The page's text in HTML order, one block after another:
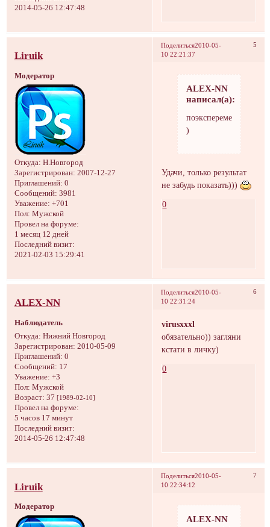
2014-05-26 12:47:48
Поделиться 5
2010-05-
10 22:21:37
Liruik
Модератор
Откуда: Н.Новгород
Зарегистрирован: 2007-12-27
Приглашений: 0
Сообщений: 3981
Уважение: +701
Пол: Мужской
Провел на форуме:
1 месяц 12 дней
Последний визит:
2021-02-03 15:29:41
ALEX-NN
написал(а):
поэксперементирую
)
Удачи, только результат
не забудь показать)))
0
Поделиться 6
2010-05-
10 22:31:24
ALEX-NN
Наблюдатель
Откуда: Hижний Hовгород
Зарегистрирован: 2010-05-09
Приглашений: 0
Сообщений: 17
Уважение: +3
Пол: Мужской
Возраст: 37 [1989-02-10]
Провел на форуме:
5 часов 17 минут
Последний визит:
2014-05-26 12:47:48
virusxxxl
обязательно)) загляни
кстати в личку)
0
Поделиться 7
2010-05-
10 22:34:12
Liruik
Модератор
ALEX-NN